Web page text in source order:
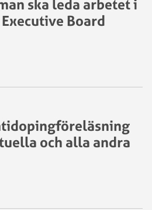
ska leda arbetet i
Board
och alla andra